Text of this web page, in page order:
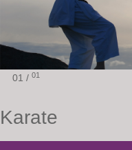
01 / 01
Karate